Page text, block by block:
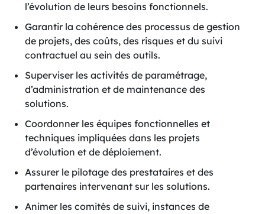
l’évolution de leurs besoins fonctionnels.
Garantir la cohérence des processus de gestion
de projets, des coûts, des risques et du suivi
contractuel au sein des outils.
Superviser les activités de paramétrage,
d’administration et de maintenance des
solutions.
Coordonner les équipes fonctionnelles et
techniques impliquées dans les projets
d’évolution et de déploiement.
Assurer le pilotage des prestataires et des
partenaires intervenant sur les solutions.
Animer les comités de suivi, instances de